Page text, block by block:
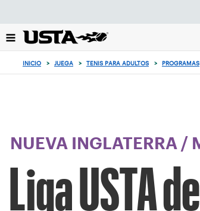
el
botón
INICIO > JUEGA > TENIS PARA ADULTOS > PROGRAMAS
NUEVA INGLATERRA /
Liga USTA